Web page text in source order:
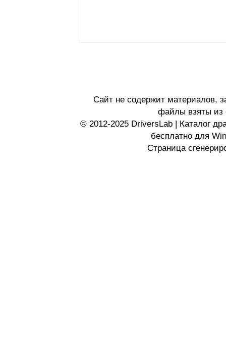
Сайт не содержит материалов,
файлы взяты из
© 2012-2025 DriversLab | Каталог
бесплатно для
Страница